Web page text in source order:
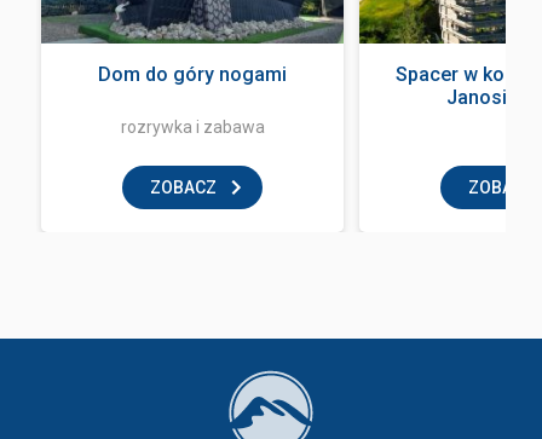
Dom do góry nogami
rozrywka i zabawa
ZOBACZ
Spacer w
Janosik
ZOBACZ